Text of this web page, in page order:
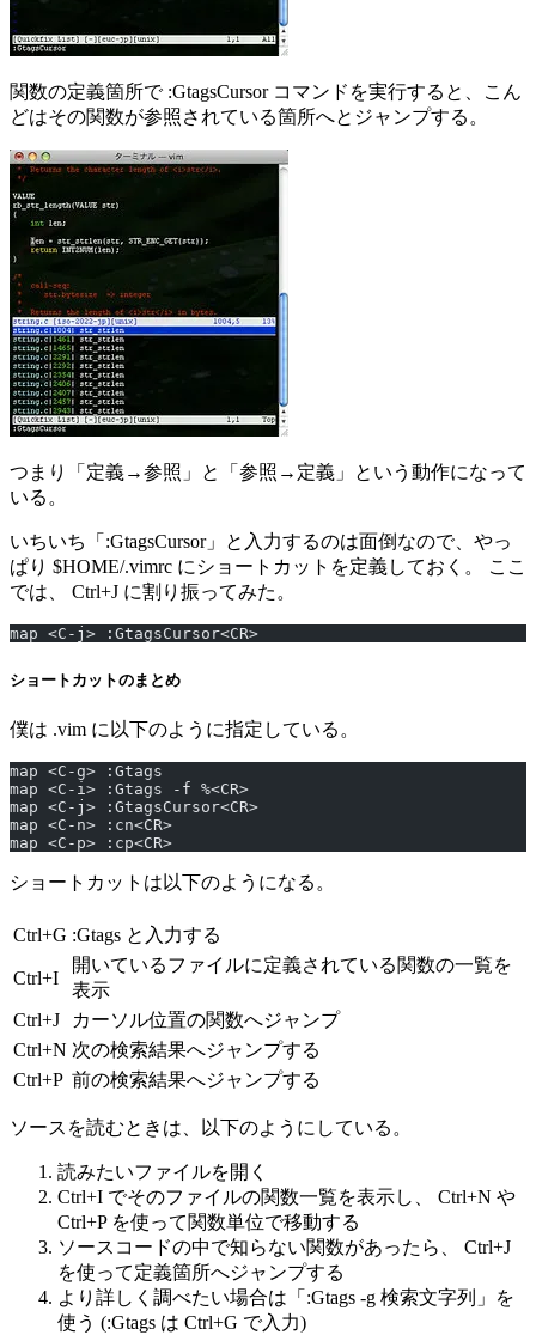
関数の定義箇所で :GtagsCursor コマンドを実行すると、こん
どはその関数が参照されている箇所へとジャンプする。
つまり「定義→参照」と「参照→定義」という動作になって
いる。
いちいち「:GtagsCursor」と入力するのは面倒なので、やっ
ぱり $HOME/.vimrc にショートカットを定義しておく。 ここ
では、 Ctrl+J に割り振ってみた。
map <C-j> :GtagsCursor<CR>
ショートカットのまとめ
僕は .vim に以下のように指定している。
map <C-g> :Gtags
map <C-i> :Gtags -f %<CR>
map <C-j> :GtagsCursor<CR>
map <C-n> :cn<CR>
map <C-p> :cp<CR>
ショートカットは以下のようになる。
Ctrl+G :Gtags と入力する
Ctrl+I
開いているファイルに定義されている関数の一覧を
表示
Ctrl+J
カーソル位置の関数へジャンプ
Ctrl+N 次の検索結果へジャンプする
Ctrl+P 前の検索結果へジャンプする
ソースを読むときは、以下のようにしている。
読みたいファイルを開く
Ctrl+I でそのファイルの関数一覧を表示し、 Ctrl+N や
Ctrl+P を使って関数単位で移動する
ソースコードの中で知らない関数があったら、 Ctrl+J
を使って定義箇所へジャンプする
より詳しく調べたい場合は「:Gtags -g 検索文字列」を
使う (:Gtags は Ctrl+G で入力)